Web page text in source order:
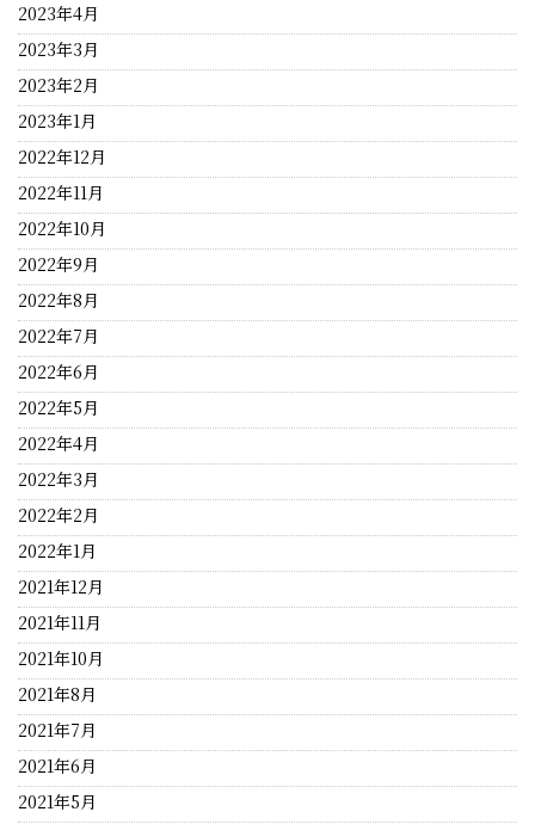
2023年4月
2023年3月
2023年2月
2023年1月
2022年12月
2022年11月
2022年10月
2022年9月
2022年8月
2022年7月
2022年6月
2022年5月
2022年4月
2022年3月
2022年2月
2022年1月
2021年12月
2021年11月
2021年10月
2021年8月
2021年7月
2021年6月
2021年5月